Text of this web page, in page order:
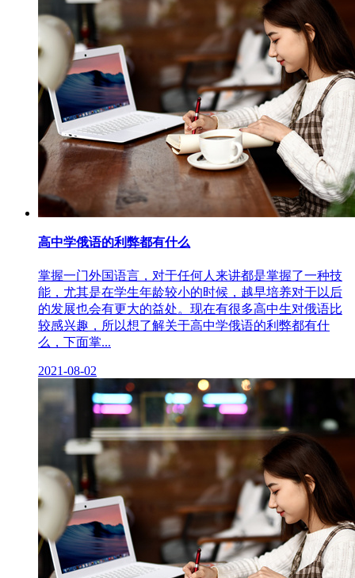
高中学俄语的利弊都有什么
掌握一门外国语言，对于任何人来讲都是掌握了一种技
能，尤其是在学生年龄较小的时候，越早培养对于以后
的发展也会有更大的益处。现在有很多高中生对俄语比
较感兴趣，所以想了解关于高中学俄语的利弊都有什
么，下面掌...
2021-08-02